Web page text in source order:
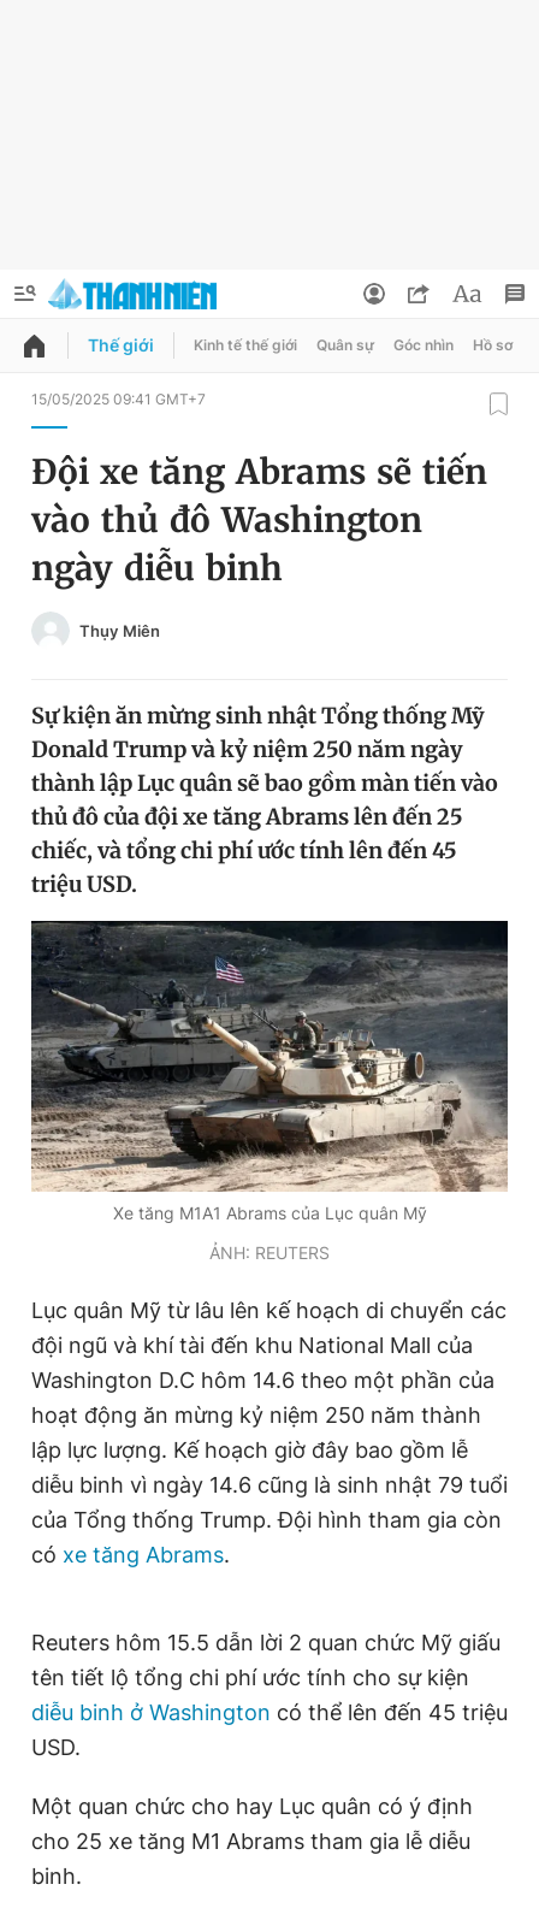
QUẢNG CÁO
Chuyên mục
Chuyên mục khác
Chào ngày mới
Tin 360
Video Magazine
Sản phẩm khác
Thông tin tòa soạn Liên hệ quảng cáo
Đọc Thanh Niên trên điện thoại
Theo dõi báo trên
Hotline
0906 645 777
Liên hệ quảng cáo
0908 780 404
Đặt báo Quảng cáo Tòa soạn Chính sách bảo
Tổng biên tập: Nguyễn Ngọc Toàn
Phó tổng biên tập thường trực: Hải Thành
Phó tổng biên tập: Lâm Hiếu Dũng
Giấy phép xuất bản số 110/GP - BTTTT cấp ngày 24.3.2020
© 2003-2026 Bản quyền thuộc về Báo Thanh Niên. Cấm sao
chép dưới mọi hình thức nếu không có sự chấp thuận bằng văn
bản. Phát triển bởi ePi Technologies, JSC.
Đổi mật khẩu
Tin đã lưu
Tin đã xem
Thế giới Kinh tế thế giới Quân sự Góc nhìn Hồ sơ
15/05/2025 09:41 GMT+7
Đội xe tăng Abrams sẽ tiến
vào thủ đô Washington
ngày diễu binh
Thụy Miên
Sự kiện ăn mừng sinh nhật Tổng thống Mỹ
Donald Trump và kỷ niệm 250 năm ngày
thành lập Lục quân sẽ bao gồm màn tiến vào
thủ đô của đội xe tăng Abrams lên đến 25
chiếc, và tổng chi phí ước tính lên đến 45
triệu USD.
Xe tăng M1A1 Abrams của Lục quân Mỹ
ẢNH: REUTERS
Lục quân Mỹ từ lâu lên kế hoạch di chuyển các
đội ngũ và khí tài đến khu National Mall của
Washington D.C hôm 14.6 theo một phần của
hoạt động ăn mừng kỷ niệm 250 năm thành
lập lực lượng. Kế hoạch giờ đây bao gồm lễ
diễu binh vì ngày 14.6 cũng là sinh nhật 79 tuổi
của Tổng thống Trump. Đội hình tham gia còn
có xe tăng Abrams.
Reuters hôm 15.5 dẫn lời 2 quan chức Mỹ giấu
tên tiết lộ tổng chi phí ước tính cho sự kiện
diễu binh ở Washington có thể lên đến 45 triệu
USD.
Một quan chức cho hay Lục quân có ý định
cho 25 xe tăng M1 Abrams tham gia lễ diễu
binh.